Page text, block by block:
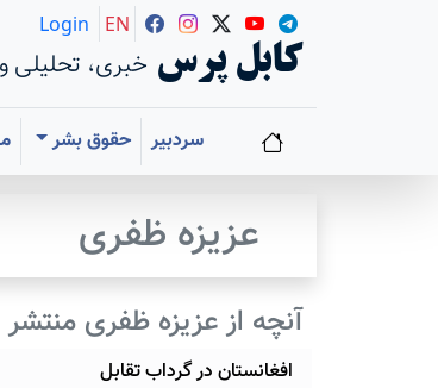
کابل پرس خبری، تحلیلی
Login EN
سردبیر حقوق بشر
عزیزه ظفری
آنچه از عزیزه ظفری
افغانستان در گرداب تقابل